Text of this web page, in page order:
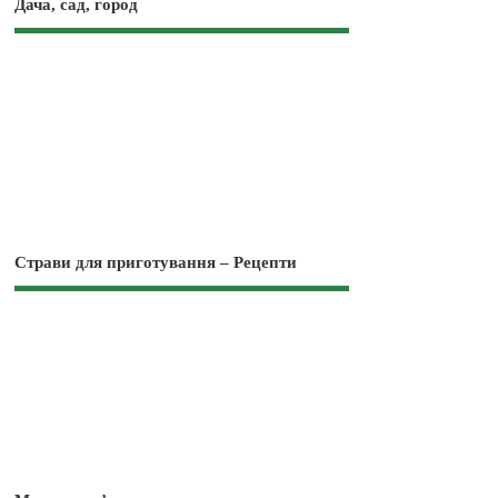
Дача, сад, город
Страви для приготування – Рецепти